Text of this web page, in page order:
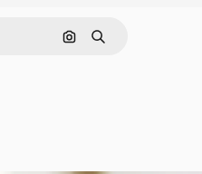
Pesquisar por imagem
Buscar